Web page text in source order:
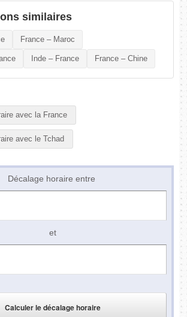
similaires
France – Maroc
Inde – France France – Chine
avec la France
avec le Tchad
Décalage horaire entre
et